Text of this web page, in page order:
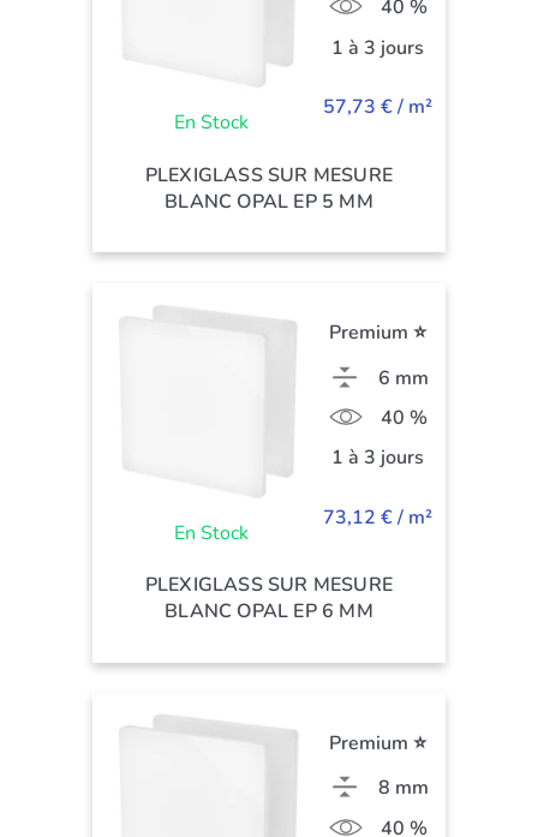
En Stock
40 %
1 à 3 jours
57,73 € / m²
PLEXIGLASS SUR MESURE
BLANC OPAL EP 5 MM
En Stock
Premium ⭐
6 mm
40 %
1 à 3 jours
73,12 € / m²
PLEXIGLASS SUR MESURE
BLANC OPAL EP 6 MM
Premium ⭐
8 mm
40 %